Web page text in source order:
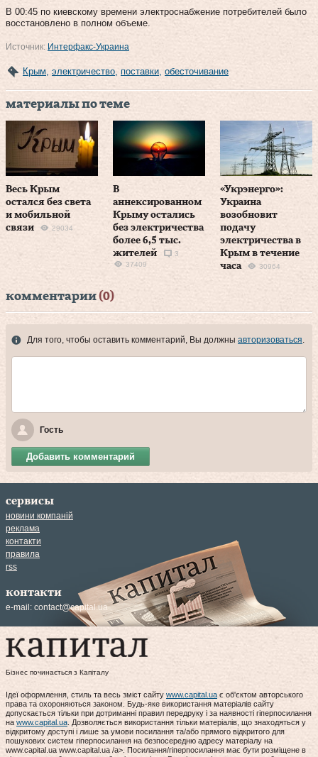
В 00:45 по киевскому времени электроснабжение потребителей было
восстановлено в полном объеме.
Источник: Интерфакс-Украина
Крым, электричество, поставки, обесточивание
материалы по теме
Весь Крым
остался без света
и мобильной
связи
29034
В
аннексированном
Крыму остались
без электричества
более 6,5 тыс.
жителей
3
37409
«Укрэнерго»:
Украина
возобновит
подачу
электричества в
Крым в течение
часа
30964
комментарии(0)
Для того, чтобы оставить комментарий, Вы должны авторизоваться
Гость
Добавить комментарий
сервисы
новини компаній
реклама
контакти
правила
rss
контакти
e-mail: contact@capital.ua
Бізнес починається з Капіталу
Ідеї оформлення, стиль та весь зміст сайту www.capital.ua є об'єктом авторського
права та охороняються законом. Будь-яке використання матеріалів сайту
допускається тільки при дотриманні правил передруку і за наявності гіперпосилання
на www.capital.ua . Дозволяється використання тільки матеріалів, що знаходяться у
відкритому доступі і лише за умови посилання та/або прямого відкритого для
пошукових систем гіперпосилання на безпосередню адресу матеріалу на
www.capital.ua www.capital.ua /a>. Посилання/гіперпосилання має бути розміщене в